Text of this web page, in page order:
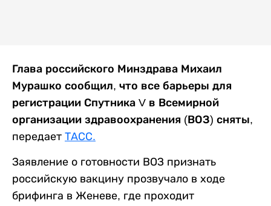
Глава российского Минздрава Михаил
Мурашко сообщил, что все барьеры для
регистрации Спутника V в Всемирной
организации здравоохранения (ВОЗ) сняты,
передает ТАСС.
Заявление о готовности ВОЗ признать
российскую вакцину прозвучало в ходе
брифинга в Женеве, где проходит